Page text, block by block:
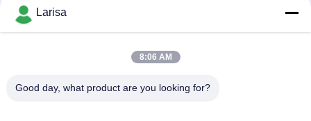
Larisa
8:06 AM
Good day, what product are you looking for?